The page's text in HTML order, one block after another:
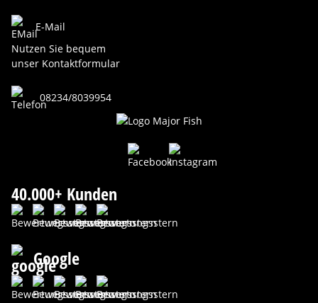
E-Mail
Nutzen Sie bequem
unser Kontaktformular
08234/8039954
40.000+ Kunden
Google